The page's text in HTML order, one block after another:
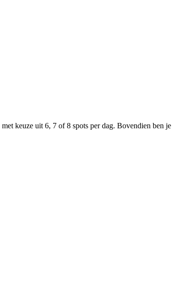
keuze uit 6, 7 of 8 spots per dag. Bovendien ben je